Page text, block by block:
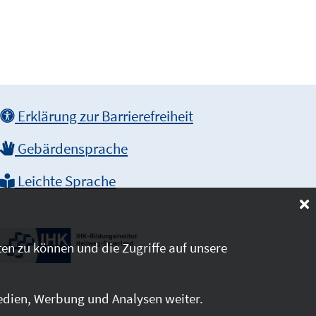
Erklärung zur Barrierefreiheit
Gebärdensprache
Leichte Sprache
zu können und die Zugriffe auf unsere
Werbung und Analysen weiter.